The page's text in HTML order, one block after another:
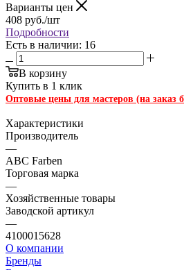
Варианты цен
408 руб./шт
Подробности
Есть в наличии: 16
В корзину
Купить в 1 клик
Оптовые цены для мастеров (на заказ
Характеристики
Производитель
—
ABC Farben
Торговая марка
—
Хозяйственные товары
Заводской артикул
—
4100015628
О компании
Бренды